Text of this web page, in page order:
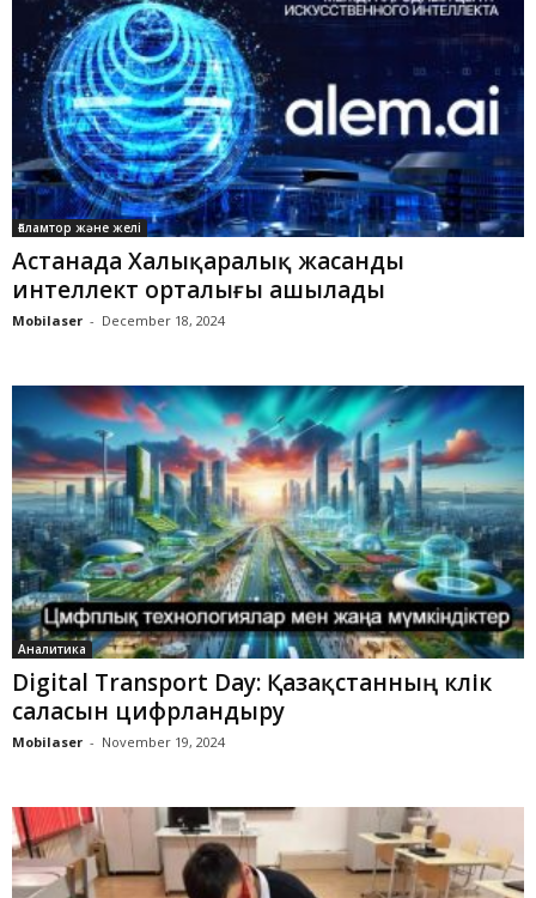
Ғаламтор және желі
Астанада Халықаралық жасанды
интеллект орталығы ашылады
Mobilaser - December 18, 2024
Аналитика
Digital Transport Day: Қазақстанның көлік
саласын цифрландыру
Mobilaser - November 19, 2024